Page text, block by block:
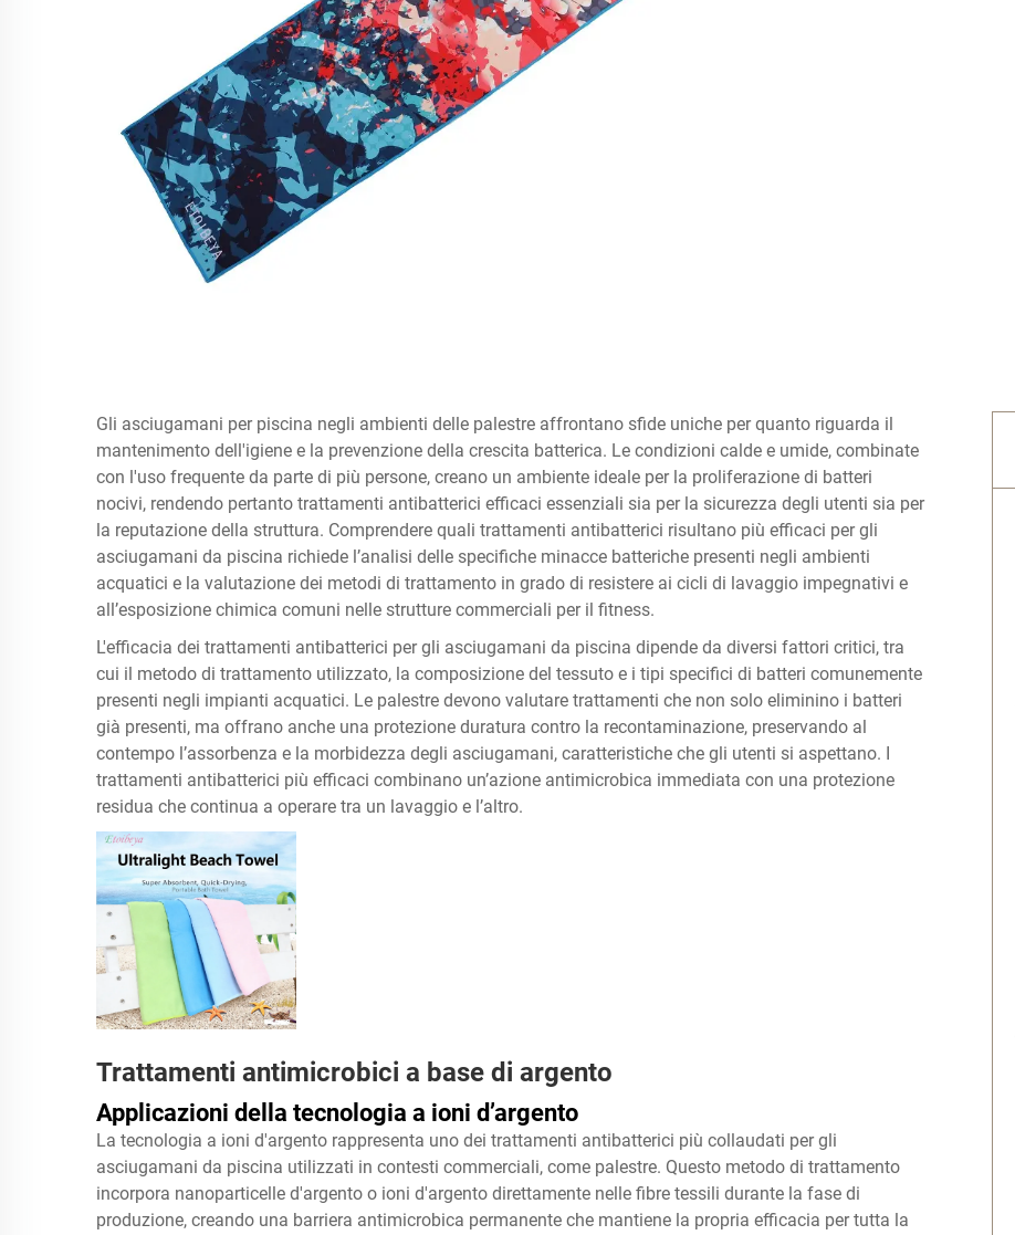
Gli asciugamani per piscina negli ambienti delle palestre affrontano sfide uniche per quanto riguarda il
mantenimento dell'igiene e la prevenzione della crescita batterica. Le condizioni calde e umide, combinate
con l'uso frequente da parte di più persone, creano un ambiente ideale per la proliferazione di batteri
nocivi, rendendo pertanto trattamenti antibatterici efficaci essenziali sia per la sicurezza degli utenti sia per
la reputazione della struttura. Comprendere quali trattamenti antibatterici risultano più efficaci per gli
asciugamani da piscina richiede l’analisi delle specifiche minacce batteriche presenti negli ambienti
acquatici e la valutazione dei metodi di trattamento in grado di resistere ai cicli di lavaggio impegnativi e
all’esposizione chimica comuni nelle strutture commerciali per il fitness.
L'efficacia dei trattamenti antibatterici per gli asciugamani da piscina dipende da diversi fattori critici, tra
cui il metodo di trattamento utilizzato, la composizione del tessuto e i tipi specifici di batteri comunemente
presenti negli impianti acquatici. Le palestre devono valutare trattamenti che non solo eliminino i batteri
già presenti, ma offrano anche una protezione duratura contro la recontaminazione, preservando al
contempo l’assorbenza e la morbidezza degli asciugamani, caratteristiche che gli utenti si aspettano. I
trattamenti antibatterici più efficaci combinano un’azione antimicrobica immediata con una protezione
residua che continua a operare tra un lavaggio e l’altro.
Trattamenti antimicrobici a base di argento
Applicazioni della tecnologia a ioni d’argento
La tecnologia a ioni d'argento rappresenta uno dei trattamenti antibatterici più collaudati per gli
asciugamani da piscina utilizzati in contesti commerciali, come palestre. Questo metodo di trattamento
incorpora nanoparticelle d'argento o ioni d'argento direttamente nelle fibre tessili durante la fase di
produzione, creando una barriera antimicrobica permanente che mantiene la propria efficacia per tutta la